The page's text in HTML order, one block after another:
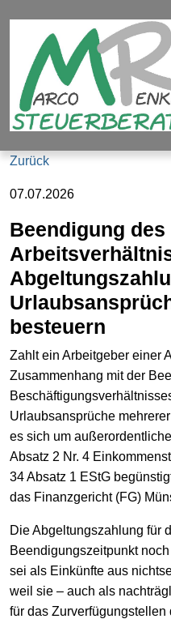
Zurück
07.07.2026
Beendigung des
besteuern
Zahlt ein Arbeitgeber einer
Zusammenhang mit der
Urlaubsansprüche
es sich um
Absatz 2 Nr. 4
34 Absatz 1 EStG
das Finanzgericht (FG)
Die Abgeltungszahlung für
Beendigungszeitpunkt
sei als Einkünfte aus
weil sie – auch als
für das